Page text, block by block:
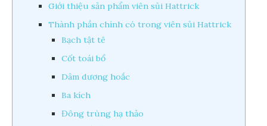
Giới thiệu sản phẩm viên sủi Hattrick
Thành phần chính có trong viên sủi Hattrick
Bạch tật tê
Cốt toái bổ
Dâm dương hoắc
Ba kích
Đông trùng hạ thảo